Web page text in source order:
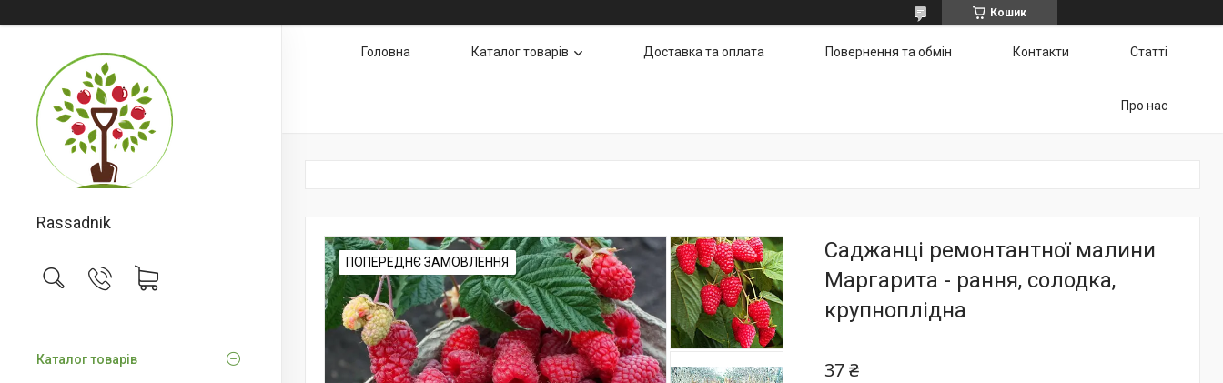
Кошик
Rassadnik
Каталог товарів
Головна Каталог товарів Доставка та оплата Повернення та обмін Контакти Статті
Про нас
ПОПЕРЕДНЄ ЗАМОВЛЕННЯ
Саджанці ремонтантної малини
Маргарита - рання, солодка,
крупноплідна
37 ₴